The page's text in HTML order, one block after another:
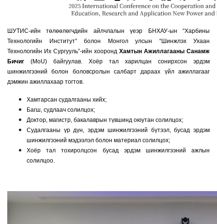
ШУТИС-ийн төлөөлөгчдийн айлчлалын үеэр БНХАУ-ын “Харбины
Технологийн Институт” болон Монгол улсын “Шинжлэх Ухаан
Технологийн Их Сургууль”-ийн хооронд Хамтын Ажиллагааны Санамж
Бичиг (MoU) байгуулав. Хоёр тал харилцан сонирхсон эрдэм
шинжилгээний болон боловсролын салбарт дараах үйл ажиллагааг
дэмжин ажиллахаар тогтов.
Хамтарсан судалгааны хийх;
Багш, судлаач солилцох;
Доктор, магистр, бакалаврын түвшинд оюутан солилцох;
Судалгааны үр дүн, эрдэм шинжилгээний бүтээл, бусад эрдэм
шинжилгээний мэдээлэл болон материал солилцох;
Хоёр тал тохиролцсон бусад эрдэм шинжилгээний ажлын
солилцоо.